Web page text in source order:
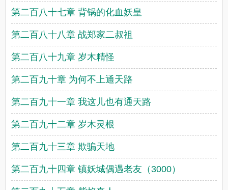
第二百八十七章 背锅的化血妖皇
第二百八十八章 战郑家二叔祖
第二百八十九章 岁木精怪
第二百九十章 为何不上通天路
第二百九十一章 我这儿也有通天路
第二百九十二章 岁木灵根
第二百九十三章 欺骗天地
第二百九十四章 镇妖城偶遇老友（3000）